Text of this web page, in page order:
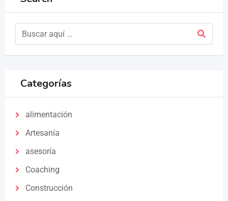
Categorías
alimentación
Artesanía
asesoría
Coaching
Construcción